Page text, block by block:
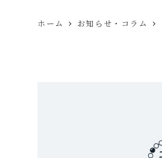
ホーム お知らせ・コラム